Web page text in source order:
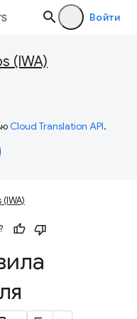
Войти
(IWA)
Cloud Translation API.